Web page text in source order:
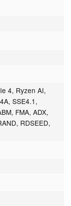
4, Ryzen AI,
SSE4.1,
FMA, ADX,
RDSEED,